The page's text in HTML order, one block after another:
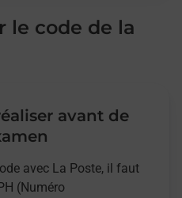
le code de la
avant de
avec La Poste, il faut
(Numéro